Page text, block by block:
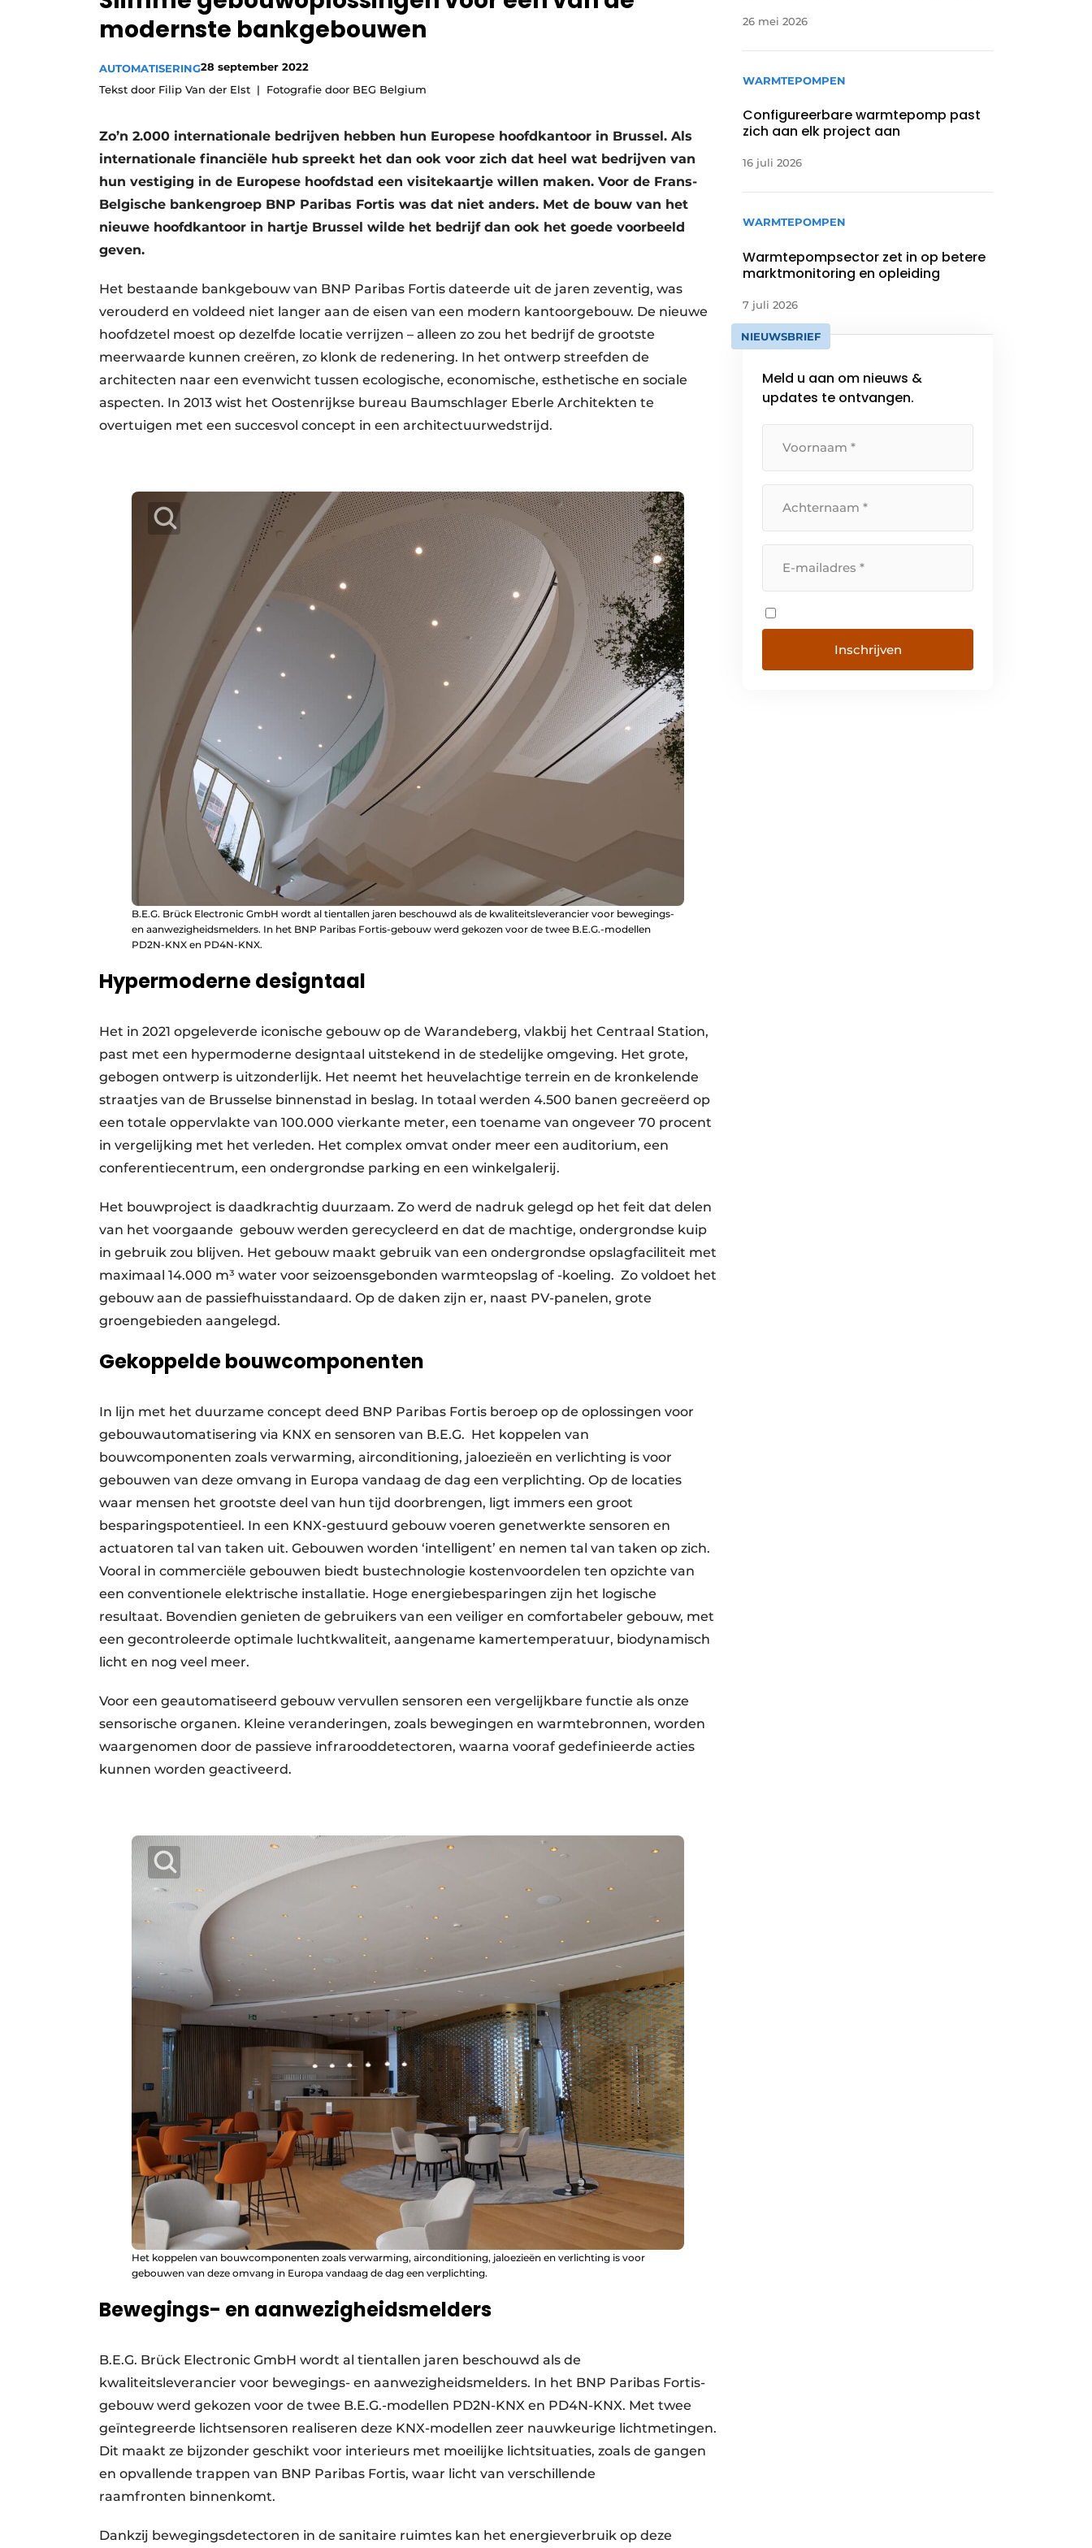
Vacature aanmelden
Video’s
modernste bankgebouwen
AUTOMATISERING28 september 2022
Tekst door Filip Van der Elst
Fotografie door BEG Belgium
Zo’n 2.000 internationale bedrijven hebben hun Europese hoofdkantoor in Brussel. Als
internationale financiële hub spreekt het dan ook voor zich dat heel wat bedrijven van
hun vestiging in de Europese hoofdstad een visitekaartje willen maken. Voor de Frans-
Belgische bankengroep BNP Paribas Fortis was dat niet anders. Met de bouw van het
nieuwe hoofdkantoor in hartje Brussel wilde het bedrijf dan ook het goede voorbeeld
geven.
Het bestaande bankgebouw van BNP Paribas Fortis dateerde uit de jaren zeventig, was
verouderd en voldeed niet langer aan de eisen van een modern kantoorgebouw. De nieuwe
hoofdzetel moest op dezelfde locatie verrijzen – alleen zo zou het bedrijf de grootste
meerwaarde kunnen creëren, zo klonk de redenering. In het ontwerp streefden de
architecten naar een evenwicht tussen ecologische, economische, esthetische en sociale
aspecten. In 2013 wist het Oostenrijkse bureau Baumschlager Eberle Architekten te
overtuigen met een succesvol concept in een architectuurwedstrijd.
B.E.G. Brück Electronic GmbH wordt al tientallen jaren beschouwd als de kwaliteitsleverancier voor bewegings-
en aanwezigheidsmelders. In het BNP Paribas Fortis-gebouw werd gekozen voor de twee B.E.G.-modellen
PD2N-KNX en PD4N-KNX.
Hypermoderne designtaal
Het in 2021 opgeleverde iconische gebouw op de Warandeberg, vlakbij het Centraal Station,
past met een hypermoderne designtaal uitstekend in de stedelijke omgeving. Het grote,
gebogen ontwerp is uitzonderlijk. Het neemt het heuvelachtige terrein en de kronkelende
straatjes van de Brusselse binnenstad in beslag. In totaal werden 4.500 banen gecreëerd op
een totale oppervlakte van 100.000 vierkante meter, een toename van ongeveer 70 procent
in vergelijking met het verleden. Het complex omvat onder meer een auditorium, een
conferentiecentrum, een ondergrondse parking en een winkelgalerij.
Het bouwproject is daadkrachtig duurzaam. Zo werd de nadruk gelegd op het feit dat delen
van het voorgaande gebouw werden gerecycleerd en dat de machtige, ondergrondse kuip
in gebruik zou blijven. Het gebouw maakt gebruik van een ondergrondse opslagfaciliteit met
maximaal 14.000 m³ water voor seizoensgebonden warmte­opslag of -koeling. Zo voldoet het
gebouw aan de passiefhuisstandaard. Op de daken zijn er, naast PV-panelen, grote
groengebieden aangelegd.
Gekoppelde bouwcomponenten
In lijn met het duurzame concept deed BNP Paribas Fortis beroep op de oplossingen voor
gebouwautomatisering via KNX en sensoren van B.E.G. Het koppelen van
bouwcomponenten zoals verwarming, airconditioning, jaloezieën en verlichting is voor
gebouwen van deze omvang in Europa vandaag de dag een verplichting. Op de locaties
waar mensen het grootste deel van hun tijd doorbrengen, ligt immers een groot
besparingspotentieel. In een KNX-gestuurd gebouw voeren genetwerkte sensoren en
actuatoren tal van taken uit. Gebouwen worden ‘intelligent’ en nemen tal van taken op zich.
Vooral in commerciële gebouwen biedt bustechnologie kostenvoordelen ten opzichte van
een conventionele elektrische installatie. Hoge energiebesparingen zijn het logische
resultaat. Bovendien genieten de gebruikers van een veiliger en comfortabeler gebouw, met
een gecontroleerde optimale luchtkwaliteit, aangename kamertemperatuur, biodynamisch
licht en nog veel meer.
Voor een geautomatiseerd gebouw vervullen sen­soren een vergelijkbare functie als onze
sen­sorische organen. Kleine veranderingen, zoals bewegingen en warmte­bronnen, worden
waar­genomen door de passieve infrarood­detectoren, waar­na vooraf gedefinieerde acties
kunnen wor­den geactiveerd.
Het koppelen van bouwcomponenten zoals verwarming, airconditioning, jaloezieën en verlichting is voor
gebouwen van deze omvang in Europa vandaag de dag een verplichting.
Bewegings- en aanwezigheidsmelders
B.E.G. Brück Electronic GmbH wordt al tientallen jaren beschouwd als de
kwaliteitsleverancier voor bewegings- en aanwezigheidsmelders. In het BNP Paribas Fortis-
gebouw werd gekozen voor de twee B.E.G.-modellen PD2N-KNX en PD4N-KNX. Met twee
geïntegreerde lichtsensoren realiseren deze KNX-modellen zeer nauwkeurige lichtmetingen.
Dit maakt ze bijzonder geschikt voor interieurs met moeilijke lichtsituaties, zoals de gangen
en opvallende trappen van BNP Paribas Fortis, waar licht van verschillende
raamfronten binnenkomt.
Dankzij bewegingsdetectoren in de sanitaire ruimtes kan het energieverbruik op deze
26 mei 2026
WARMTEPOMPEN
Configureerbare warmtepomp past
zich aan elk project aan
16 juli 2026
WARMTEPOMPEN
Warmtepompsector zet in op betere
marktmonitoring en opleiding
7 juli 2026
NIEUWSBRIEF
Meld u aan om nieuws &
updates te ontvangen.